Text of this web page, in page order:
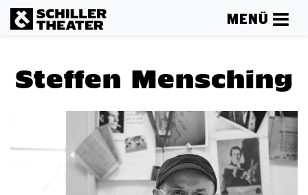
MENÜ
Steffen Mensching